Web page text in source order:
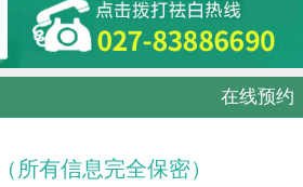
在线预约
（所有信息完全保密）